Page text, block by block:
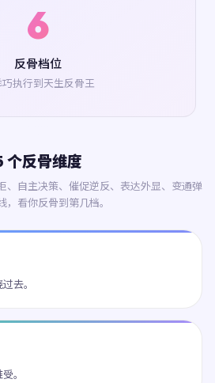
6
反骨档位
巧执行到天生反骨王
个反骨维度
、自主决策、催促逆反、表达外显、变通弹
，看你反骨到第几档。
去。
。